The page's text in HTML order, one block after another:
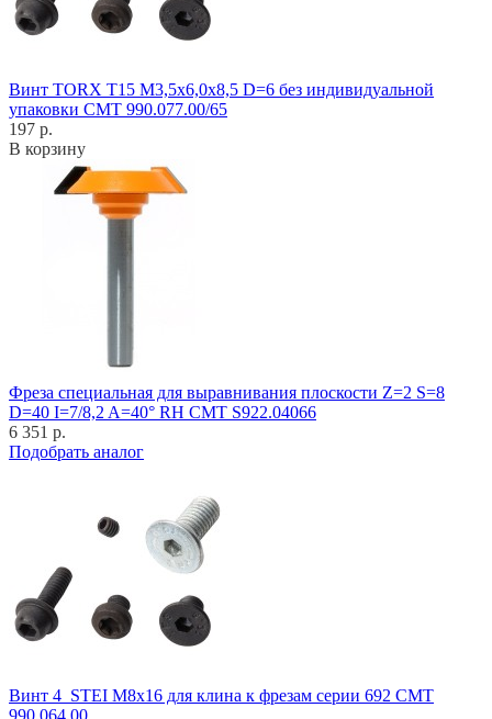
Винт TORX T15 M3,5x6,0x8,5 D=6 без индивидуальной
упаковки CMT 990.077.00/65
197 р.
В корзину
Фреза специальная для выравнивания плоскости Z=2 S=8
D=40 I=7/8,2 A=40° RH CMT S922.04066
6 351 р.
Подобрать аналог
Винт 4_STEI M8x16 для клина к фрезам серии 692 CMT
990.064.00